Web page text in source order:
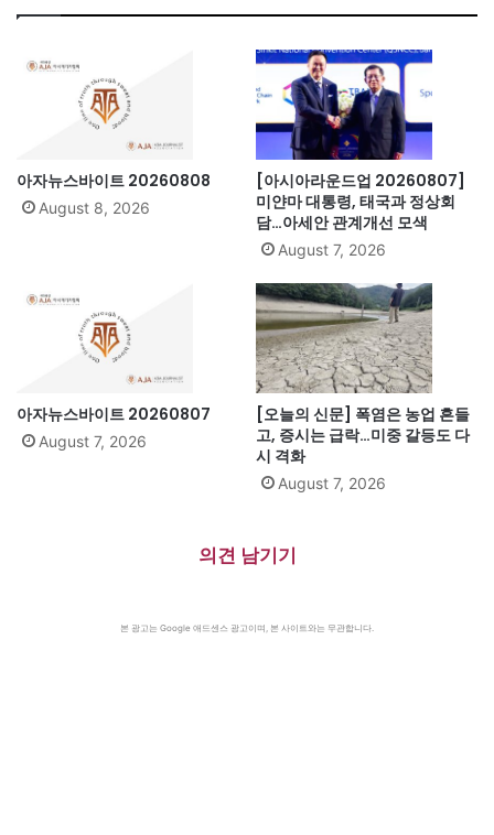
아자뉴스바이트 20260808
August 8, 2026
[아시아라운드업 20260807]
미얀마 대통령, 태국과 정상회
담…아세안 관계개선 모색
August 7, 2026
아자뉴스바이트 20260807
August 7, 2026
[오늘의 신문] 폭염은 농업 흔들
고, 증시는 급락…미중 갈등도 다
시 격화
August 7, 2026
의견 남기기
본 광고는 Google 애드센스 광고이며, 본 사이트와는 무관합니다.